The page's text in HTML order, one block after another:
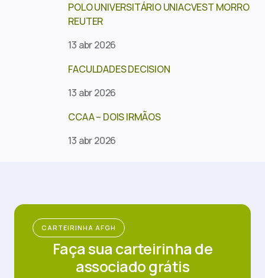
POLO UNIVERSITÁRIO UNIACVEST MORRO
REUTER
13 abr 2026
FACULDADES DECISION
13 abr 2026
CCAA – DOIS IRMÃOS
13 abr 2026
CARTEIRINHA AFGH
Faça sua carteirinha de
associado grátis